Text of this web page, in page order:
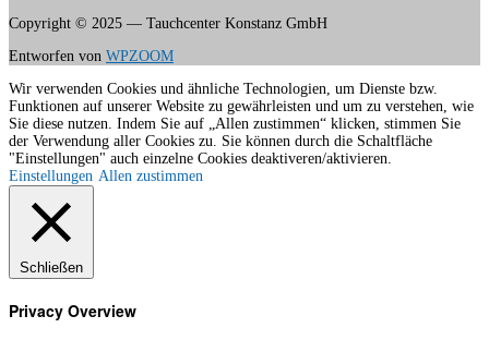
Copyright © 2025 — Tauchcenter Konstanz GmbH
Entworfen von WPZOOM
Wir verwenden Cookies und ähnliche Technologien, um Dienste bzw.
Funktionen auf unserer Website zu gewährleisten und um zu verstehen, wie
Sie diese nutzen. Indem Sie auf „Allen zustimmen“ klicken, stimmen Sie
der Verwendung aller Cookies zu. Sie können durch die Schaltfläche
"Einstellungen" auch einzelne Cookies deaktiveren/aktivieren.
Einstellungen Allen zustimmen
Schließen
Privacy Overview